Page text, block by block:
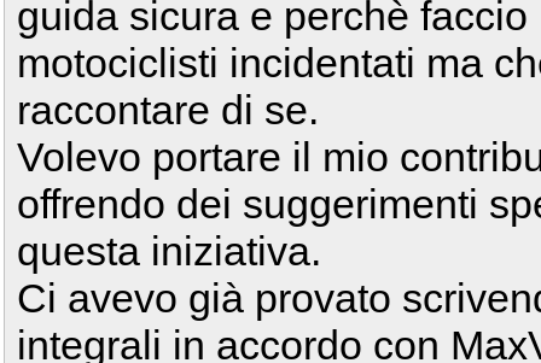
guida sicura e perchè
motociclisti incidentati ma
raccontare di se.
Volevo portare il mio
offrendo dei suggerimenti
questa iniziativa.
Ci avevo già provato
integrali in accordo con